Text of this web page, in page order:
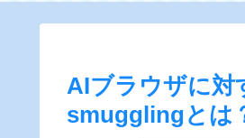
AIブラウザに対
smugglingとは